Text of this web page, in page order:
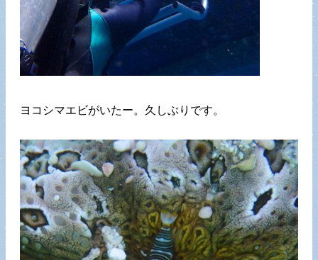
ヨコシマエビがいたー。久しぶりです。